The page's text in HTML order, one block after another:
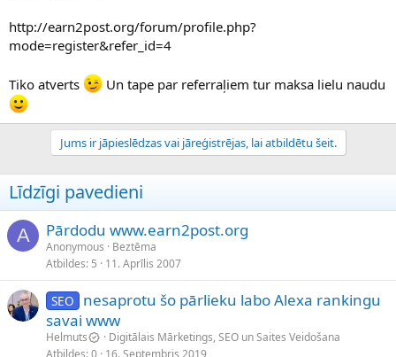
http://earn2post.org/forum/profile.php?
mode=register&refer_id=4
Tiko atverts Un tape par referraļiem tur maksa lielu naudu
Jums ir jāpieslēdzas vai jāreģistrējas, lai atbildētu šeit.
Līdzīgi pavedieni
A Pārdodu www.earn2post.org
Anonymous
Beztēma
Atbildes 5 11. Aprīlis 2007
SEO
nesaprotu šo pārlieku labo Alexa rankingu
savai www
Helmuts
Digitālais Mārketings, SEO un Saites Veidošana